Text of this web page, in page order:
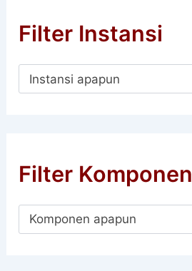
Filter Instansi
Instansi apapun
Filter Komponen
Komponen apapun